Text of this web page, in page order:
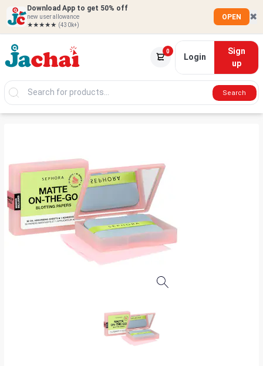
Download App to get 50% off
new user allowance
★★★★★ (430k+)
OPEN ✖
0
Login
Sign
up
Search